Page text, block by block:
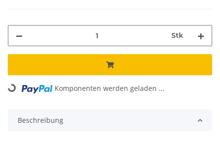
Stk
Loading... Komponenten werden geladen ...
Beschreibung